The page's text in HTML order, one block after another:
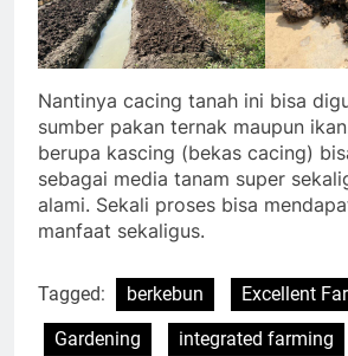
Nantinya cacing tanah ini bisa
sumber pakan ternak maupun
berupa kascing (bekas cacing)
sebagai media tanam super
alami. Sekali proses bisa
manfaat sekaligus.
Tagged: berkebun Excellent
Gardening
integrated farming